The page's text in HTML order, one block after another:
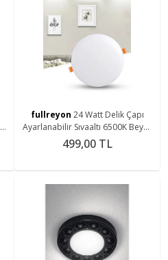
fullreyon 24 Watt Delik Çapı
Ayarlanabilir Sıvaaltı 6500K Beyaz
Işık Led Panel, Çok Kaliteli Led
Spot Lamba
499,00 TL